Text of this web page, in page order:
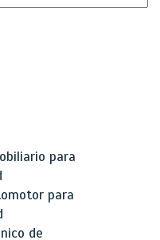
para
para
de